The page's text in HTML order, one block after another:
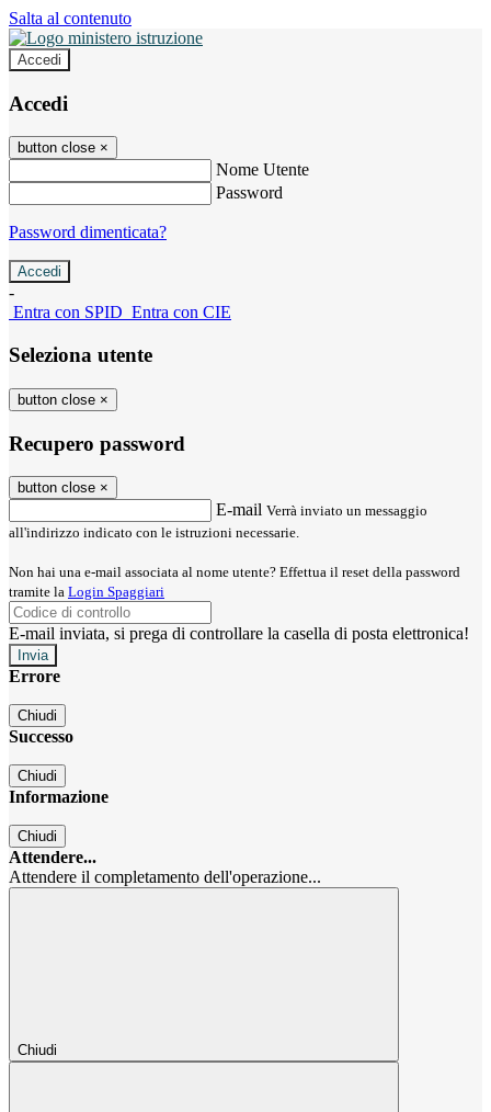
Salta al contenuto
Accedi
Accedi
button close ×
Nome Utente
Password
Password dimenticata?
-
Entra con SPID Entra con CIE
Seleziona utente
button close ×
Recupero password
button close ×
E-mail Verrà inviato un messaggio
all'indirizzo indicato con le istruzioni necessarie.
Non hai una e-mail associata al nome utente? Effettua il reset della password
tramite la Login Spaggiari
E-mail inviata, si prega di controllare la casella di posta elettronica!
Errore
Chiudi
Successo
Chiudi
Informazione
Chiudi
Attendere...
Attendere il completamento dell'operazione...
Chiudi